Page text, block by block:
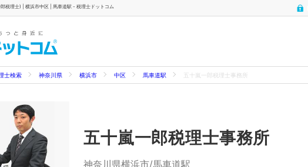
税理士) | 横浜市中区 | 馬車道駅 - 税理士ドットコム
士検索 神奈川県 横浜市 中区 馬車道駅 五十嵐一郎税理士事務所
五十嵐一郎税理士事務所
神奈川県横浜市/馬車道駅